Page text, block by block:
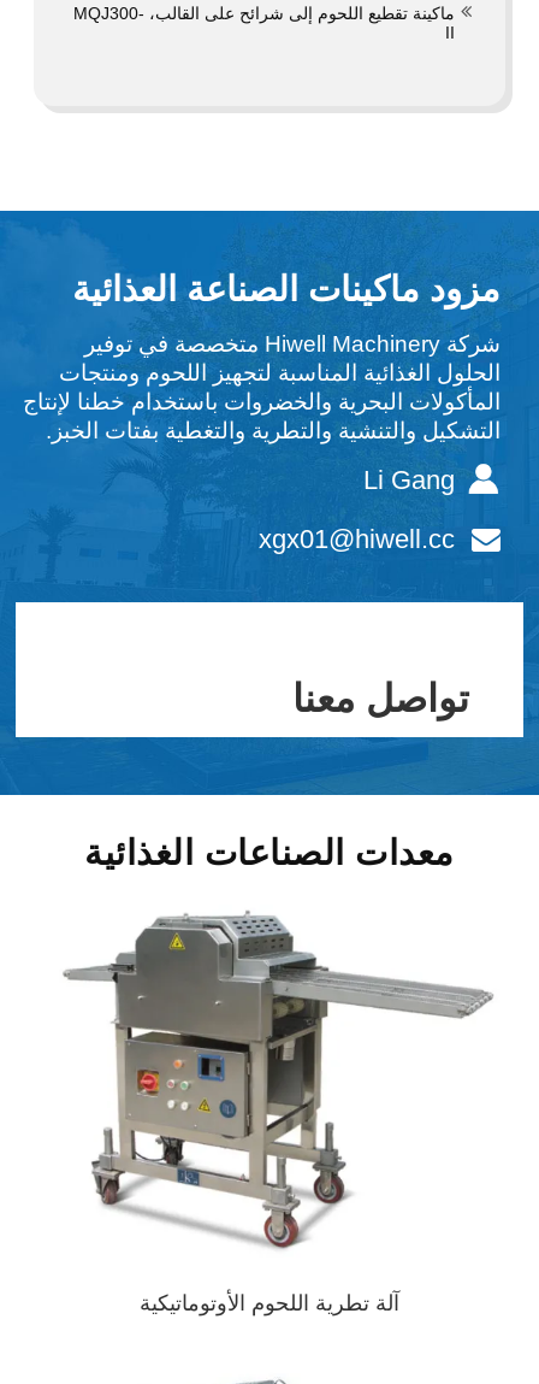
ماكينة تقطيع اللحوم إلى شرائح على القالب، MQJ300-
II
مزود ماكينات الصناعة العذائية
شركة Hiwell Machinery متخصصة في توفير
الحلول الغذائية المناسبة لتجهيز اللحوم ومنتجات
المأكولات البحرية والخضروات باستخدام خطنا لإنتاج
التشكيل والتنشية والتطرية والتغطية بفتات الخبز.
Li Gang
xgx01@hiwell.cc
تواصل معنا
معدات الصناعات الغذائية
آلة تطرية اللحوم الأوتوماتيكية